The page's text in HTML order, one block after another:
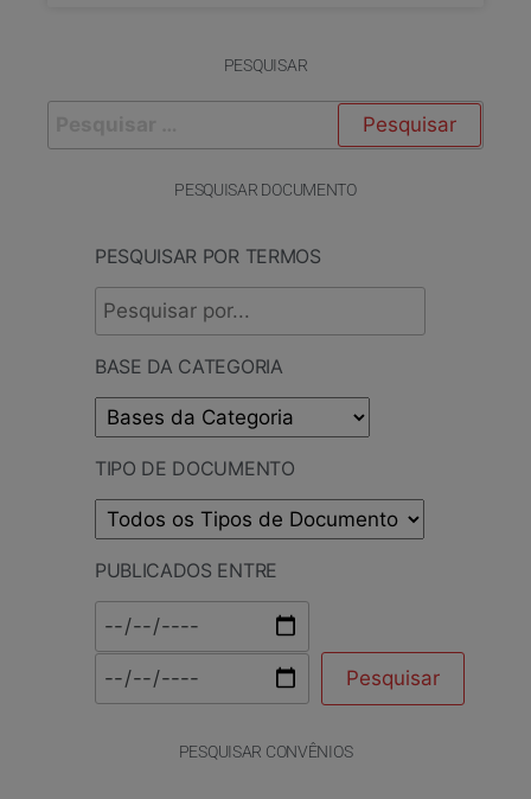
PESQUISAR
PESQUISAR DOCUMENTO
PESQUISAR POR TERMOS
BASE DA CATEGORIA
TIPO DE DOCUMENTO
PUBLICADOS ENTRE
PESQUISAR CONVÊNIOS